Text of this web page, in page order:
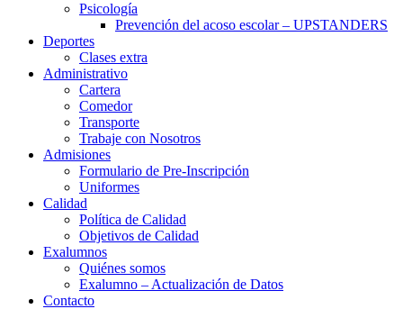
Psicología
Prevención del acoso escolar – UPSTANDERS
Deportes
Clases extra
Administrativo
Cartera
Comedor
Transporte
Trabaje con Nosotros
Admisiones
Formulario de Pre-Inscripción
Uniformes
Calidad
Política de Calidad
Objetivos de Calidad
Exalumnos
Quiénes somos
Exalumno – Actualización de Datos
Contacto